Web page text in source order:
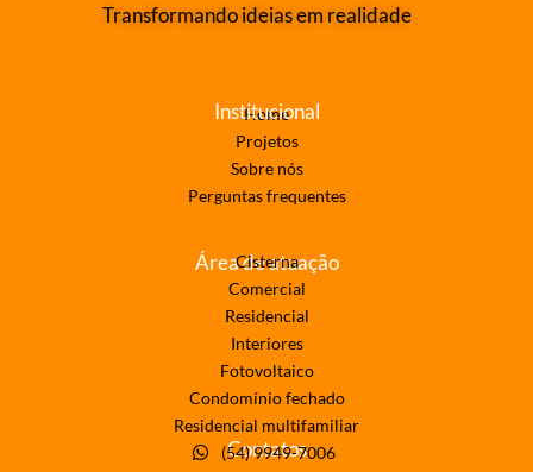
Transformando ideias em realidade
Home
Projetos
Sobre nós
Perguntas frequentes
Institucional
Área de atuação
Cisterna
Comercial
Residencial
Interiores
Fotovoltaico
Condomínio fechado
Residencial multifamiliar
Contatos
(54) 9949-7006